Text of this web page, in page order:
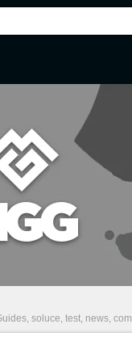
soluce, test, news, combats